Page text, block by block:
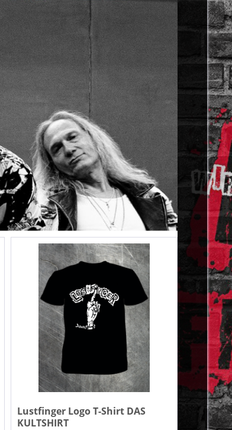
Lustfinger Logo T-Shirt DAS
KULTSHIRT